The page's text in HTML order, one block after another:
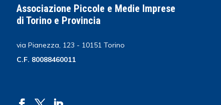
Associazione Piccole e Medie Imprese
di Torino e Provincia
via Pianezza, 123 - 10151 Torino
C.F. 80088460011